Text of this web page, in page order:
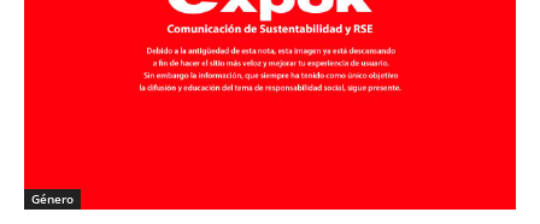
Género